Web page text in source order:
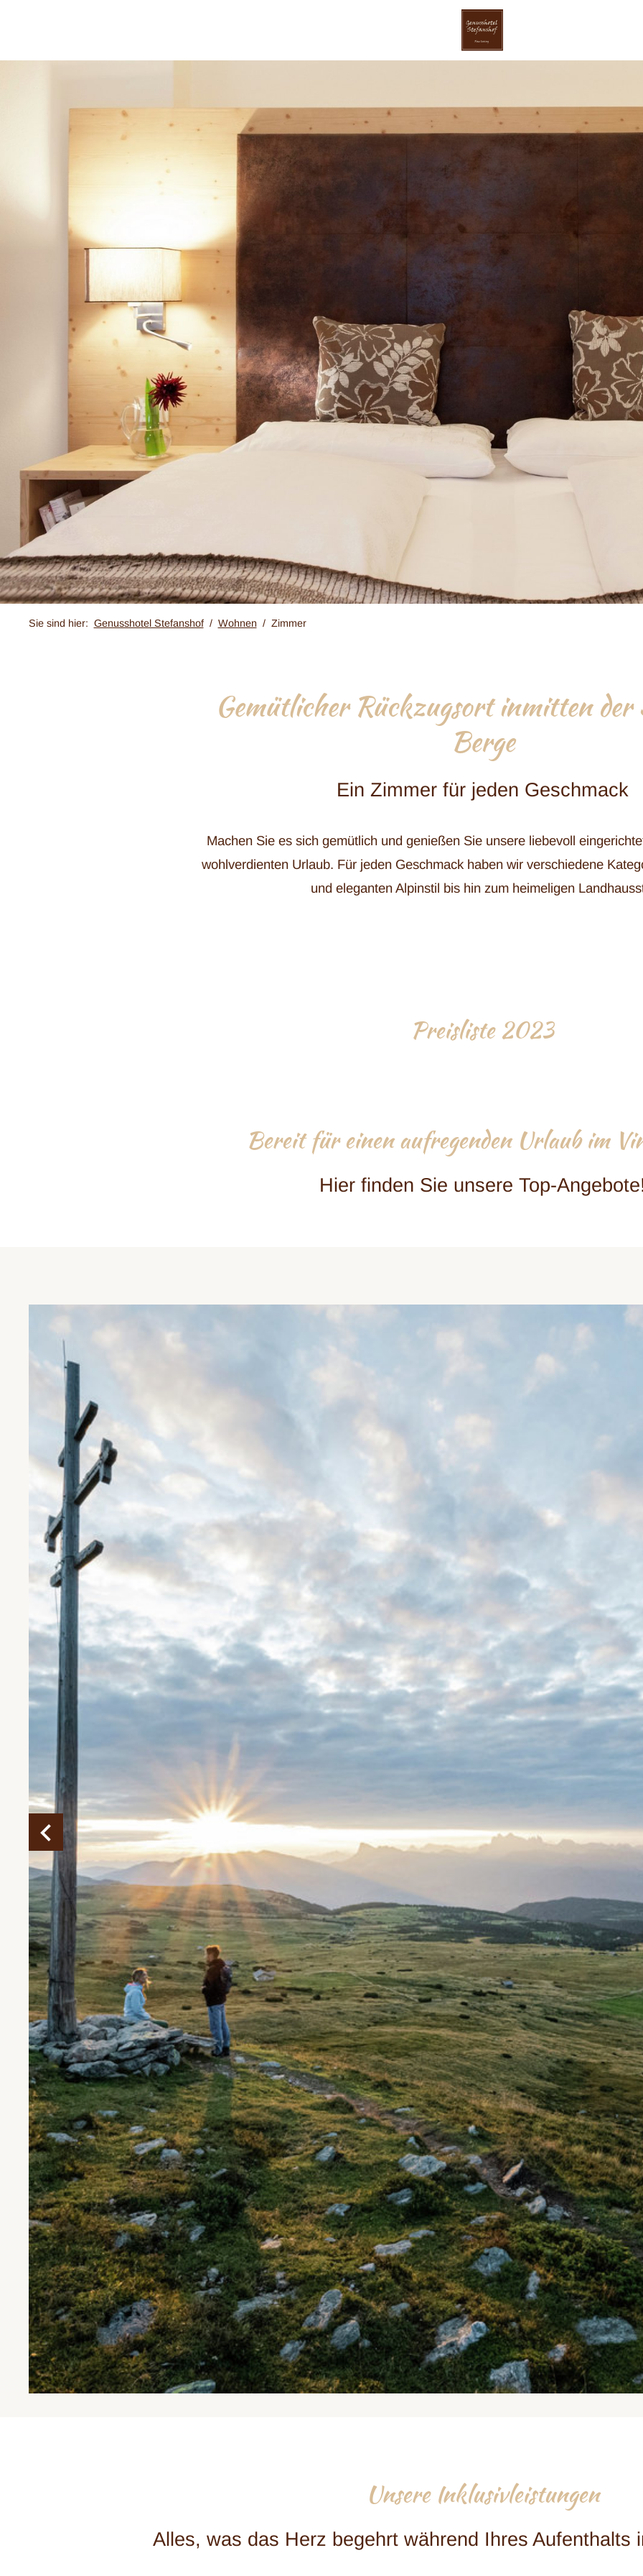
Sie sind hier: Genusshotel Stefanshof Wohnen Zimmer
Gemütlicher Rückzugsort inmitten
Berge
Ein Zimmer für jeden Geschmack
Machen Sie es sich gemütlich und genießen Sie unsere liebevoll
wohlverdienten Urlaub. Für jeden Geschmack haben wir verschiedene
und eleganten Alpinstil bis hin zum heimeligen
Preisliste 2023
Bereit für einen aufregenden Urlaub im
Hier finden Sie unsere Top-Angebote!
Unsere Inklusivleistungen
Alles, was das Herz begehrt während Ihres Aufenthalts